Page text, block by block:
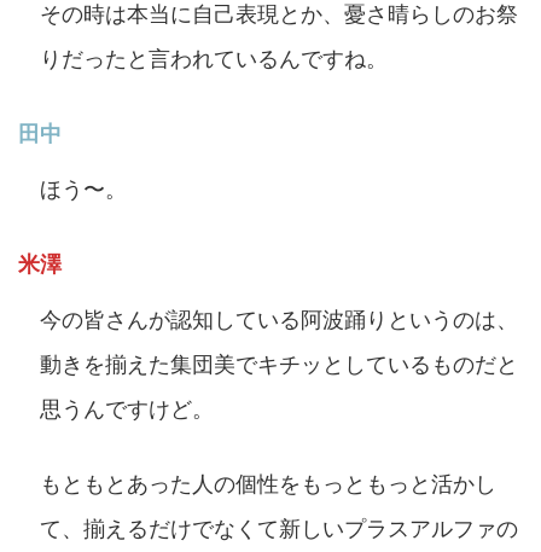
その時は本当に自己表現とか、憂さ晴らしのお祭
りだったと言われているんですね。
田中
ほう〜。
米澤
今の皆さんが認知している阿波踊りというのは、
動きを揃えた集団美でキチッとしているものだと
思うんですけど。
もともとあった人の個性をもっともっと活かし
て、揃えるだけでなくて新しいプラスアルファの